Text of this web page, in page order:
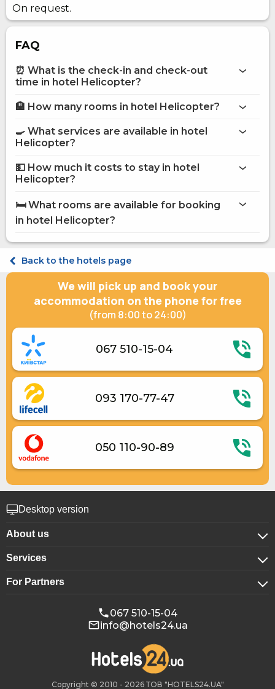
On request.
FAQ
⏰ What is the check-in and check-out
time in hotel Helicopter?
More information about Hotel Helicopter
🏨 How many rooms in hotel Helicopter?
🍳 What services are available in hotel
Helicopter?
Internet
Washing house
Room service
POS terminal
Electric generator
💵 How much it costs to stay in hotel
Helicopter?
🛏️ What rooms are available for booking
in hotel Helicopter?
Comfort Double
Suite Double
Back to the hotels page
We will pick up and book your
accommodation on the phone for free
(from 8:00 to 24:00)
067 510-15-04
093 170-77-47
050 110-90-89
Desktop version
About us
About company
Confidentiality
Services
For corporate clients
Booking for groups
Conference halls
For Partners
Affiliate program
067 510-15-04
info@hotels24.ua
Copyright © 2010 - 2026 ТОВ "HOTELS24.UA"